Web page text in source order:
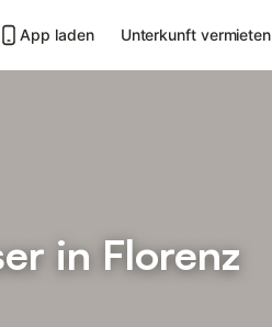
App laden Unterkunft vermieten
in Florenz